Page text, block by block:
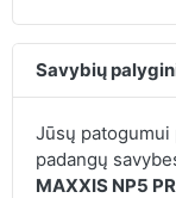
Savybių
Jūsų patogumui
padangų
MAXXIS NP5